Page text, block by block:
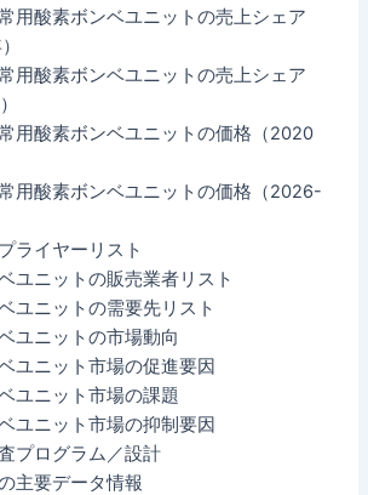
用酸素ボンベユニットの売上シェア
用酸素ボンベユニットの売上シェア
用酸素ボンベユニットの価格（2020
用酸素ボンベユニットの価格（2026-
ライヤーリスト
ユニットの販売業者リスト
ユニットの需要先リスト
ユニットの市場動向
ユニット市場の促進要因
ユニット市場の課題
ユニット市場の抑制要因
プログラム／設計
主要データ情報